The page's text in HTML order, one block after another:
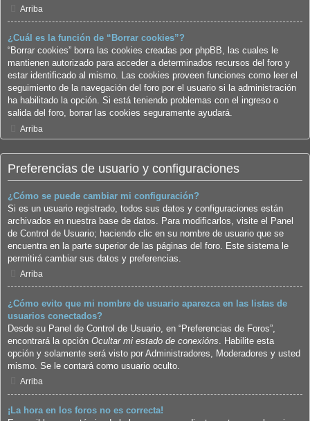
Arriba
¿Cuál es la función de “Borrar cookies”?
“Borrar cookies” borra las cookies creadas por phpBB, las cuales le
mantienen autorizado para acceder a determinados recursos del foro y
estar identificado al mismo. Las cookies proveen funciones como leer el
seguimiento de la navegación del foro por el usuario si la administración
ha habilitado la opción. Si está teniendo problemas con el ingreso o
salida del foro, borrar las cookies seguramente ayudará.
Arriba
Preferencias de usuario y configuraciones
¿Cómo se puede cambiar mi configuración?
Si es un usuario registrado, todos sus datos y configuraciones están
archivados en nuestra base de datos. Para modificarlos, visite el Panel
de Control de Usuario; haciendo clic en su nombre de usuario que se
encuentra en la parte superior de las páginas del foro. Este sistema le
permitirá cambiar sus datos y preferencias.
Arriba
¿Cómo evito que mi nombre de usuario aparezca en las listas de
usuarios conectados?
Desde su Panel de Control de Usuario, en “Preferencias de Foros”,
encontrará la opción Ocultar mi estado de conexións . Habilite esta
opción y solamente será visto por Administradores, Moderadores y usted
mismo. Se le contará como usuario oculto.
Arriba
¡La hora en los foros no es correcta!